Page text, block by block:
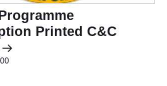
Printed C&C